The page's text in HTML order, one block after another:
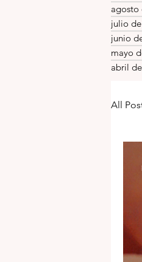
agosto
julio
junio
mayo
abril
All